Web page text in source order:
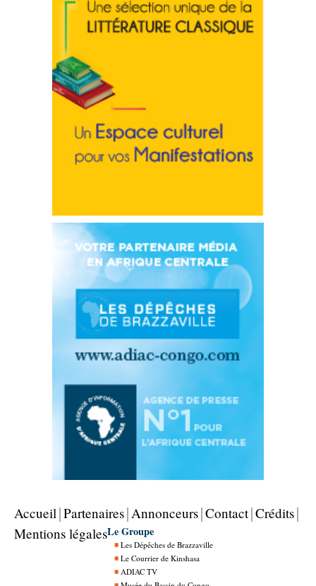
Accueil Partenaires Annonceurs Contact Crédits
Mentions légalesLe Groupe
Les Dépêches de Brazzaville
Le Courrier de Kinshasa
ADIAC TV